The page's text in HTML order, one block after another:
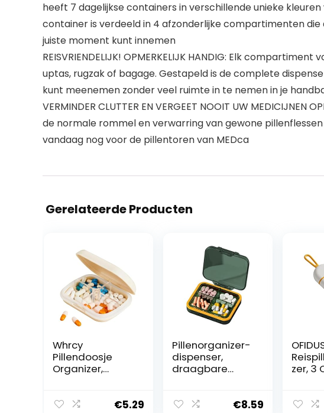
heeft 7 dagelijkse containers in verschillende unieke
container is verdeeld in 4 afzonderlijke compartimenten die
juiste moment kunt innemen
REISVRIENDELIJK! OPMERKELIJK HANDIG: Elk
uptas, rugzak of bagage. Gestapeld is de complete
kunt meenemen zonder veel ruimte in te nemen in je
VERMINDER CLUTTER EN VERGEET NOOIT UW
de normale rommel en verwarring van gewone
vandaag nog voor de pillentoren van MEDca
Gerelateerde Producten
Whrcy
Pillendoosje
Organizer,
Pillendoosje met
€5.29
Pillenorganizer-
dispenser,
draagbare
dagelijks
€8.59
zer, 3